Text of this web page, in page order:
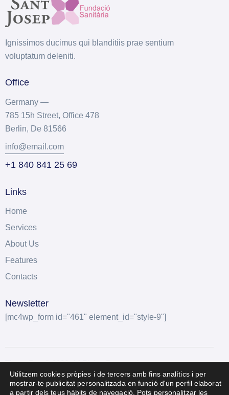
Ignissimos ducimus qui blanditiis prae sentium
voluptatum deleniti.
Office
Germany —
785 15h Street, Office 478
Berlin, De 81566
info@email.com
+1 840 841 25 69
Links
Home
Services
About Us
Features
Contacts
Newsletter
[mc4wp_form id="461" element_id="style-9"]
ThemeRex© 2026. All Rights Reserved.
Utilitzem cookies pròpies i de tercers amb fins analítics i per
mostrar-te publicitat personalitzada en funció d'un perfil elaborat
a partir dels teus hàbits de navegació. Pots personalitzar les